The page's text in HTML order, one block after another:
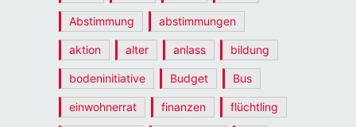
Abstimmung abstimmungen
aktion alter anlass bildung
bodeninitiative Budget Bus
einwohnerrat finanzen flüchtling